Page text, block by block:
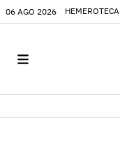
06 AGO 2026 HEMEROTECA